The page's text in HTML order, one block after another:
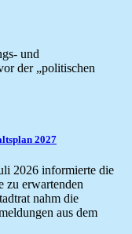
und
der „politischen
2027
2026 informierte die
zu erwartenden
nahm die
aus dem